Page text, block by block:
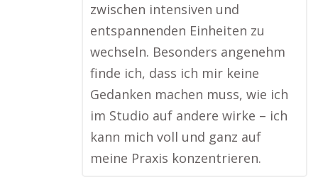
zwischen intensiven und
entspannenden Einheiten zu
wechseln. Besonders angenehm
finde ich, dass ich mir keine
Gedanken machen muss, wie ich
im Studio auf andere wirke – ich
kann mich voll und ganz auf
meine Praxis konzentrieren.